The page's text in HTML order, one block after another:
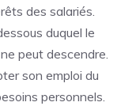
des salariés.
duquel le
peut descendre.
son emploi du
personnels.